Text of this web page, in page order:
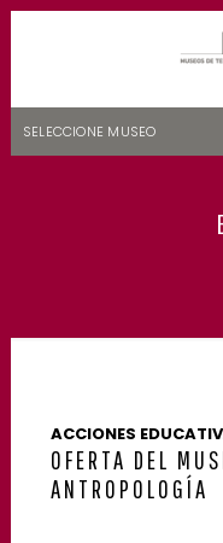
SELECCIONE MUSEO
CUEVA DEL VIENTO
ACCIONES
OFERTA DEL
ANTROPOLOGÍA